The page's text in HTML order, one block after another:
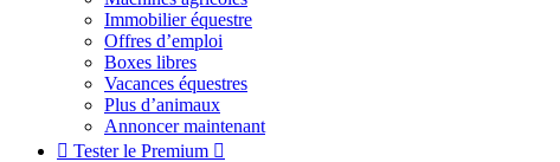
Immobilier équestre
Offres d’emploi
Boxes libres
Vacances équestres
Plus d’animaux
Annoncer maintenant
 Tester le Premium 